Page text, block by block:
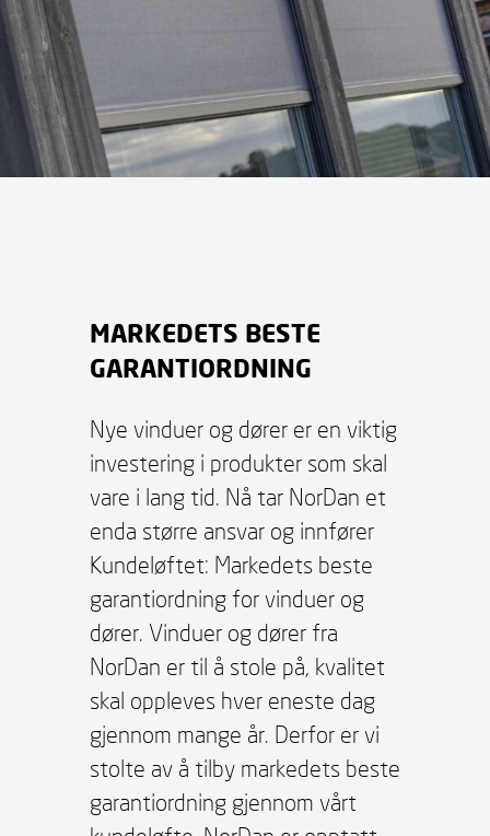
MARKEDETS BESTE
GARANTIORDNING
Nye vinduer og dører er en viktig
investering i produkter som skal
vare i lang tid. Nå tar NorDan et
enda større ansvar og innfører
Kundeløftet: Markedets beste
garantiordning for vinduer og
dører. Vinduer og dører fra
NorDan er til å stole på, kvalitet
skal oppleves hver eneste dag
gjennom mange år. Derfor er vi
stolte av å tilby markedets beste
garantiordning gjennom vårt